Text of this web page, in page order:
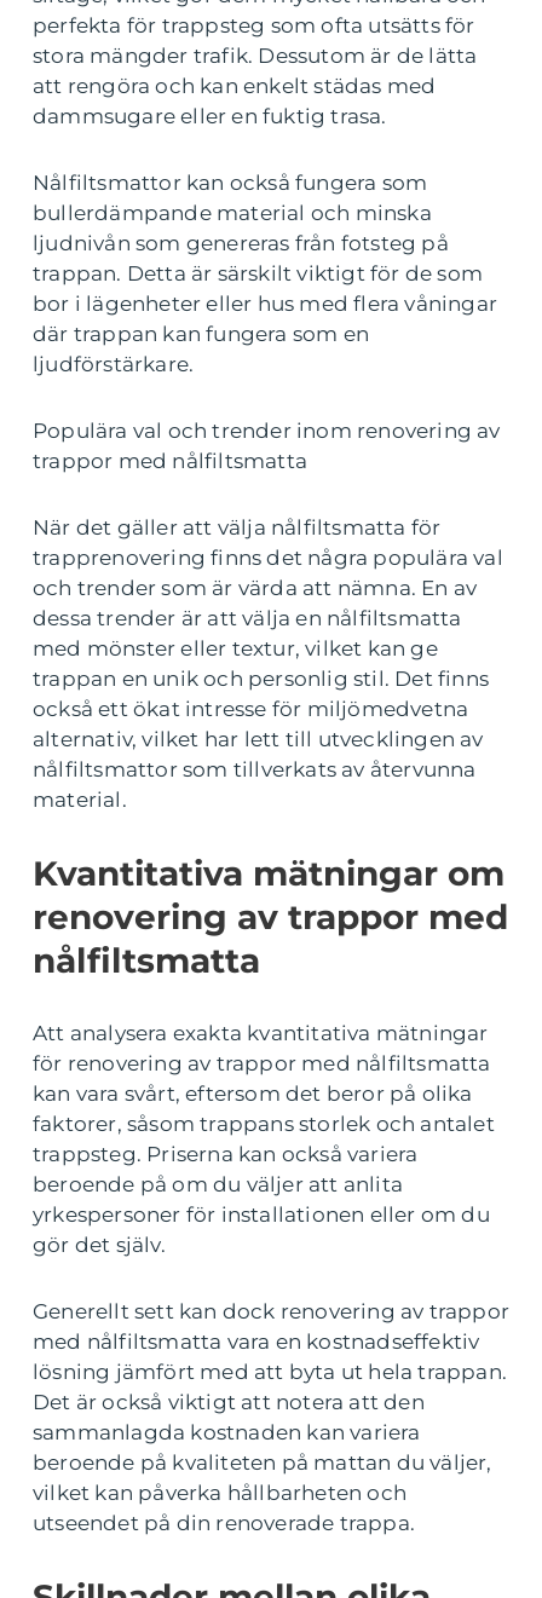
perfekta för trappsteg som ofta utsätts för
stora mängder trafik. Dessutom är de lätta
att rengöra och kan enkelt städas med
dammsugare eller en fuktig trasa.
Nålfiltsmattor kan också fungera som
bullerdämpande material och minska
ljudnivån som genereras från fotsteg på
trappan. Detta är särskilt viktigt för de som
bor i lägenheter eller hus med flera våningar
där trappan kan fungera som en
ljudförstärkare.
Populära val och trender inom renovering av
trappor med nålfiltsmatta
När det gäller att välja nålfiltsmatta för
trapprenovering finns det några populära val
och trender som är värda att nämna. En av
dessa trender är att välja en nålfiltsmatta
med mönster eller textur, vilket kan ge
trappan en unik och personlig stil. Det finns
också ett ökat intresse för miljömedvetna
alternativ, vilket har lett till utvecklingen av
nålfiltsmattor som tillverkats av återvunna
material.
Kvantitativa mätningar om
renovering av trappor med
nålfiltsmatta
Att analysera exakta kvantitativa mätningar
för renovering av trappor med nålfiltsmatta
kan vara svårt, eftersom det beror på olika
faktorer, såsom trappans storlek och antalet
trappsteg. Priserna kan också variera
beroende på om du väljer att anlita
yrkespersoner för installationen eller om du
gör det själv.
Generellt sett kan dock renovering av trappor
med nålfiltsmatta vara en kostnadseffektiv
lösning jämfört med att byta ut hela trappan.
Det är också viktigt att notera att den
sammanlagda kostnaden kan variera
beroende på kvaliteten på mattan du väljer,
vilket kan påverka hållbarheten och
utseendet på din renoverade trappa.